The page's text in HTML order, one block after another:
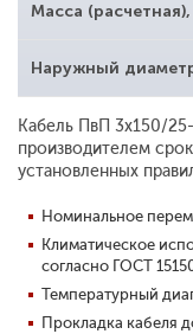
Масса
Наружный
Кабель ПвП 3x150/
производителем
установленных
Номинальное
Климатическое
согласно ГОСТ
Температурный
Прокладка кабеля